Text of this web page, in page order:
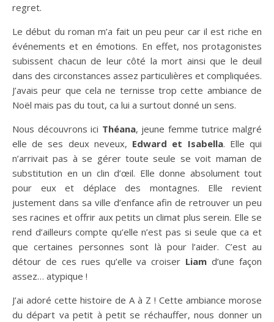
regret.
Le début du roman m’a fait un peu peur car il est riche en
événements et en émotions. En effet, nos protagonistes
subissent chacun de leur côté la mort ainsi que le deuil
dans des circonstances assez particulières et compliquées.
J’avais peur que cela ne ternisse trop cette ambiance de
Noël mais pas du tout, ca lui a surtout donné un sens.
Nous découvrons ici Théana, jeune femme tutrice malgré
elle de ses deux neveux, Edward et Isabella. Elle qui
n’arrivait pas à se gérer toute seule se voit maman de
substitution en un clin d’œil. Elle donne absolument tout
pour eux et déplace des montagnes. Elle revient
justement dans sa ville d’enfance afin de retrouver un peu
ses racines et offrir aux petits un climat plus serein. Elle se
rend d’ailleurs compte qu’elle n’est pas si seule que ca et
que certaines personnes sont là pour l’aider. C’est au
détour de ces rues qu’elle va croiser Liam d’une façon
assez… atypique !
J’ai adoré cette histoire de A à Z ! Cette ambiance morose
du départ va petit à petit se réchauffer, nous donner un